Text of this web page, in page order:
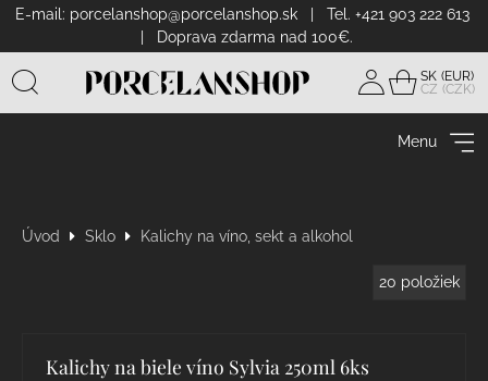
E-mail: porcelanshop@porcelanshop.sk| Tel. +421 903 222 613
| Doprava zdarma nad 100€.
Prihlásiť
SK
CZ
Menu
Úvod Sklo Kalichy na víno, sekt a alkohol
20 položiek
Kalichy na biele víno Sylvia 250ml 6ks